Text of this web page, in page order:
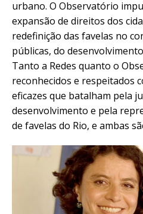
urbano. O Observatório
expansão de direitos dos
redefinição das favelas no
públicas, do
Tanto a Redes quanto o
reconhecidos e respeitados
eficazes que batalham pela
desenvolvimento e pela
de favelas do Rio, e ambas